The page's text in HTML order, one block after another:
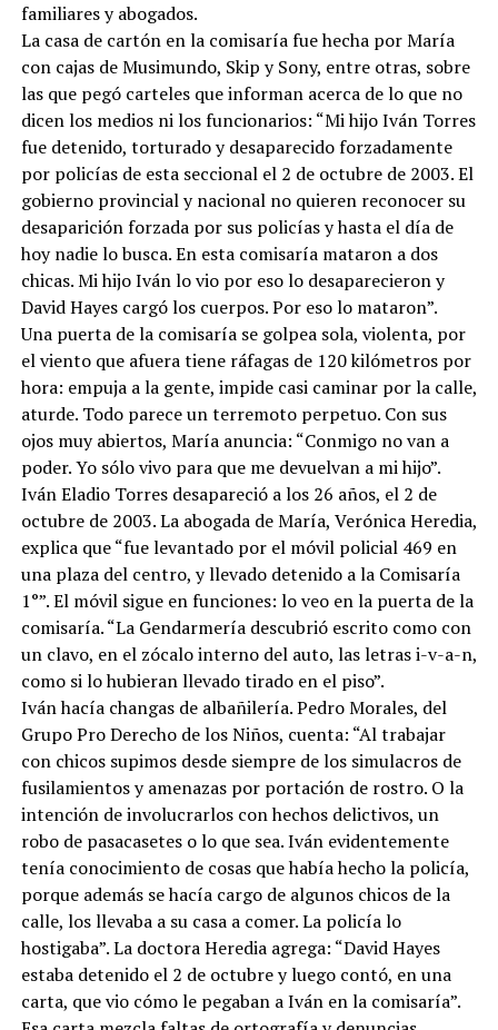
familiares y abogados.
La casa de cartón en la comisaría fue hecha por María
con cajas de Musimundo, Skip y Sony, entre otras, sobre
las que pegó carteles que informan acerca de lo que no
dicen los medios ni los funcionarios: “Mi hijo Iván Torres
fue detenido, torturado y desaparecido forzadamente
por policías de esta seccional el 2 de octubre de 2003. El
gobierno provincial y nacional no quieren reconocer su
desaparición forzada por sus policías y hasta el día de
hoy nadie lo busca. En esta comisaría mataron a dos
chicas. Mi hijo Iván lo vio por eso lo desaparecieron y
David Hayes cargó los cuerpos. Por eso lo mataron”.
Una puerta de la comisaría se golpea sola, violenta, por
el viento que afuera tiene ráfagas de 120 kilómetros por
hora: empuja a la gente, impide casi caminar por la calle,
aturde. Todo parece un terremoto perpetuo. Con sus
ojos muy abiertos, María anuncia: “Conmigo no van a
poder. Yo sólo vivo para que me devuelvan a mi hijo”.
Iván Eladio Torres desapareció a los 26 años, el 2 de
octubre de 2003. La abogada de María, Verónica Heredia,
explica que “fue levantado por el móvil policial 469 en
una plaza del centro, y llevado detenido a la Comisaría
1°”. El móvil sigue en funciones: lo veo en la puerta de la
comisaría. “La Gendarmería descubrió escrito como con
un clavo, en el zócalo interno del auto, las letras i-v-a-n,
como si lo hubieran llevado tirado en el piso”.
Iván hacía changas de albañilería. Pedro Morales, del
Grupo Pro Derecho de los Niños, cuenta: “Al trabajar
con chicos supimos desde siempre de los simulacros de
fusilamientos y amenazas por portación de rostro. O la
intención de involucrarlos con hechos delictivos, un
robo de pasacasetes o lo que sea. Iván evidentemente
tenía conocimiento de cosas que había hecho la policía,
porque además se hacía cargo de algunos chicos de la
calle, los llevaba a su casa a comer. La policía lo
hostigaba”. La doctora Heredia agrega: “David Hayes
estaba detenido el 2 de octubre y luego contó, en una
carta, que vio cómo le pegaban a Iván en la comisaría”.